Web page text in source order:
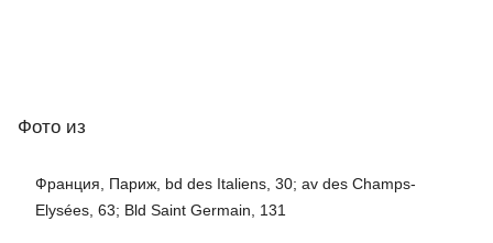
Фото из
Франция, Париж, bd des Italiens, 30; av des Champs-
Elysées, 63; Bld Saint Germain, 131